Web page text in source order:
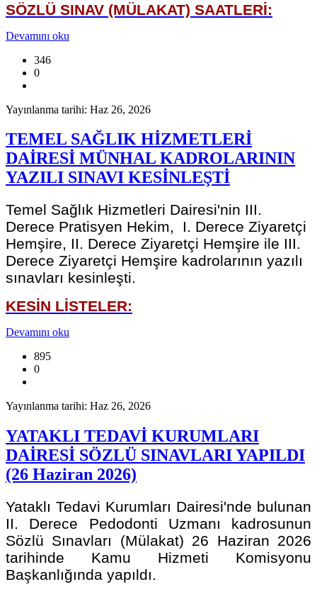
SÖZLÜ SINAV (MÜLAKAT) SAATLERİ:
Devamını oku
346
0
Yayınlanma tarihi: Haz 26, 2026
TEMEL SAĞLIK HİZMETLERİ
DAİRESİ MÜNHAL KADROLARININ
YAZILI SINAVI KESİNLEŞTİ
Temel Sağlık Hizmetleri Dairesi'nin III.
Derece Pratisyen Hekim, I. Derece Ziyaretçi
Hemşire, II. Derece Ziyaretçi Hemşire ile III.
Derece Ziyaretçi Hemşire kadrolarının yazılı
sınavları kesinleşti.
KESİN LİSTELER:
Devamını oku
895
0
Yayınlanma tarihi: Haz 26, 2026
YATAKLI TEDAVİ KURUMLARI
DAİRESİ SÖZLÜ SINAVLARI YAPILDI
(26 Haziran 2026)
Yataklı Tedavi Kurumları Dairesi'nde bulunan
II. Derece Pedodonti Uzmanı kadrosunun
Sözlü Sınavları (Mülakat) 26 Haziran 2026
tarihinde Kamu Hizmeti Komisyonu
Başkanlığında yapıldı.